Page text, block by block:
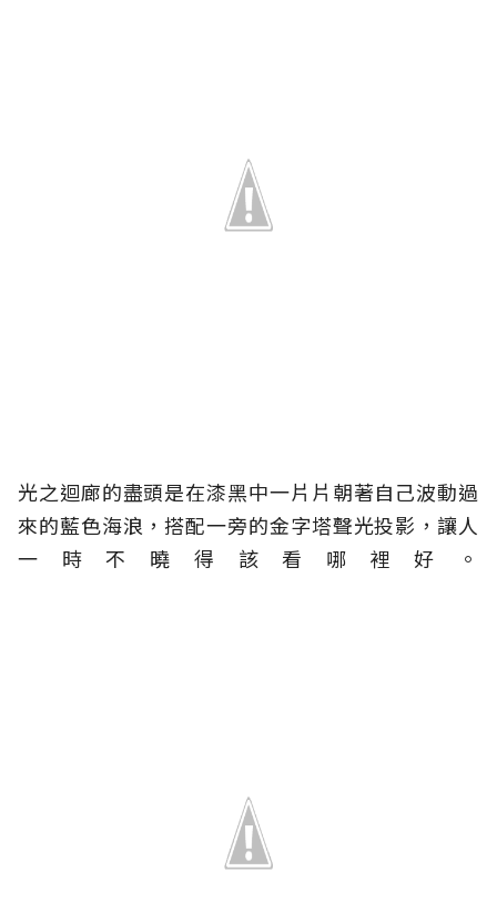
光之迴廊的盡頭是在漆黑中一片片朝著自己波動過
來的藍色海浪，搭配一旁的金字塔聲光投影，讓人
一時不曉得該看哪裡好。